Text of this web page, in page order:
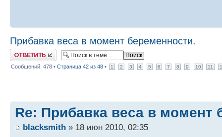
Прибавка веса в момент беременности.
Ответить
Сообщений: 478 • Страница 42 из 48 • 1 2 3 4 5 6 7 8 9 10 11
Re: Прибавка веса в момент
blacksmith » 18 июн 2010, 02:35